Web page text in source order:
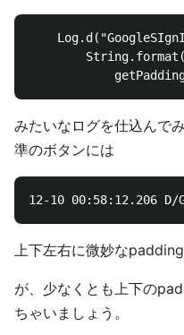
みたいなログを仕込んで
準のボタンには
上下左右に微妙なpadding
が、少なくとも上下の
ちゃいましょう。